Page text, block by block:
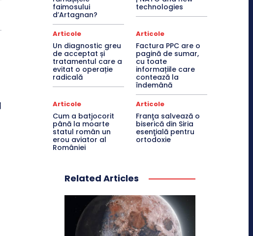
faimosului
d’Artagnan?
technologies
Articole
Un diagnostic greu
de acceptat și
tratamentul care a
evitat o operație
radicală
Articole
Factura PPC are o
pagină de sumar,
cu toate
informațiile care
contează la
îndemână
Articole
Cum a batjocorit
până la moarte
statul român un
erou aviator al
României
Articole
Franţa salvează o
biserică din Siria
esenţială pentru
ortodoxie
Related Articles